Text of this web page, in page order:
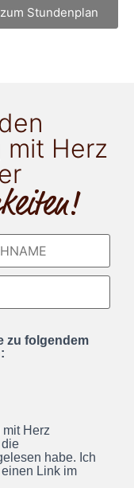
Stundenplan
mit Herz
zu folgendem
Herz
habe. Ich
Link im